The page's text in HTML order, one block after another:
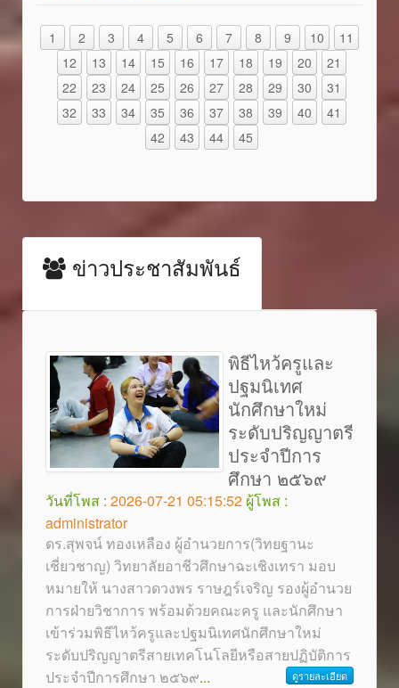
1 2 3 4 5 6 7 8 9 10
11
12
13 14 15 16 17 18 19 20
21
22
23 24 25 26 27 28 29 30
31
32
33 34 35 36 37 38 39 40
41
42
43 44 45
ข่าวประชาสัมพันธ์
พิธีไหว้ครูและ
ปฐมนิเทศ
นักศึกษาใหม่
ระดับปริญญาตรี
ประจำปีการ
ศึกษา ๒๕๖๙
วันที่โพส : 2026-07-21 05:15:52 ผู้โพส :
administrator
ดร.สุพจน์ ทองเหลือง ผู้อำนวยการ(วิทยฐานะ
เชี่ยวชาญ) วิทยาลัยอาชีวศึกษาฉะเชิงเทรา มอบ
หมายให้ นางสาวดวงพร ราษฎร์เจริญ รองผู้อำนวย
การฝ่ายวิชาการ พร้อมด้วยคณะครู และนักศึกษา
เข้าร่วมพิธีไหว้ครูและปฐมนิเทศนักศึกษาใหม่
ระดับปริญญาตรีสายเทคโนโลยีหรือสายปฏิบัติการ
ประจำปีการศึกษา ๒๕๖๙... ดูรายละเอียด